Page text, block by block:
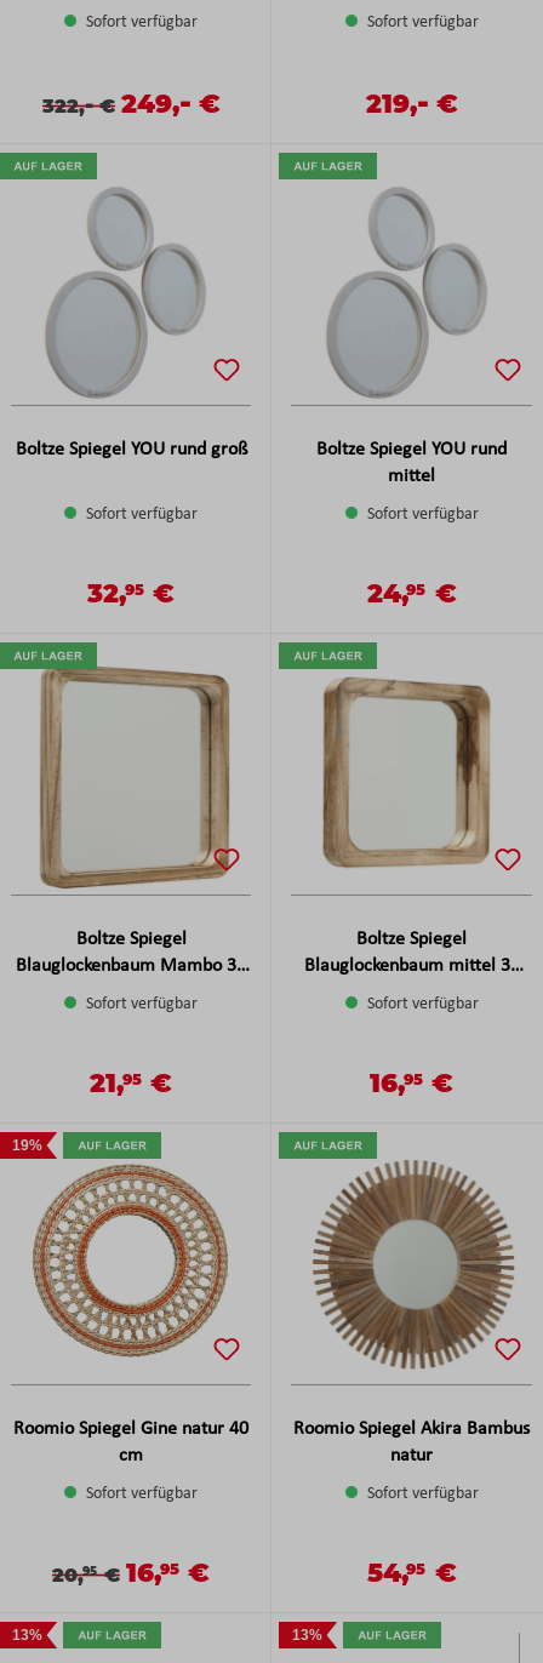
Sofort verfügbar
Verkaufspreis:
Regulärer Preis:
322,-€ Verkaufspreis:
249,- €
Sofort verfügbar
Regulärer Preis:
Verkaufspreis:
219,- €
Boltze Spiegel YOU rund groß
Sofort verfügbar
Regulärer Preis:
Verkaufspreis:
32,95 €
Boltze Spiegel YOU rund
mittel
Sofort verfügbar
Regulärer Preis:
Verkaufspreis:
24,95 €
Boltze Spiegel
Blauglockenbaum Mambo 35
Sofort verfügbar
Regulärer Preis:
Verkaufspreis:
21,95 €
Boltze Spiegel
Blauglockenbaum mittel 30
Sofort verfügbar
Regulärer Preis:
Verkaufspreis:
16,95 €
19%
Roomio Spiegel Gine natur 40
cm
Sofort verfügbar
Verkaufspreis:
Regulärer Preis:
20,95€ Verkaufspreis:
16,95 €
Roomio Spiegel Akira Bambus
natur
Sofort verfügbar
Regulärer Preis:
Verkaufspreis:
54,95 €
13% 13%